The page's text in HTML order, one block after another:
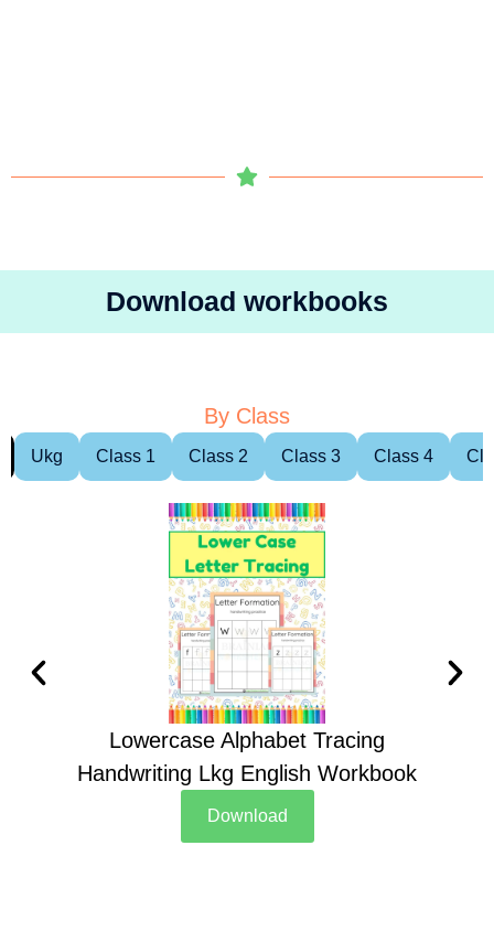
Download workbooks
By Class
Ukg Class 1 Class 2 Class 3 Class 4
Lowercase Alphabet Tracing
Handwriting Lkg English Workbook
Download